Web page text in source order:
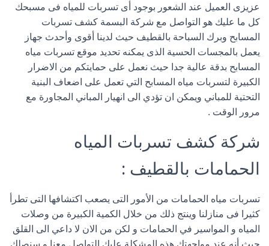
عزيزى العميل عند الشعور بوجود أى تسربات للمياه فى مسبحك
كل ما عليك هو التواصل مع شركة البسمة كشف تسربات
المسابح وبرك السباحة بالقطيف حيث لدينا أقوى وأحدث جهاز
يعمل بالمجسات الحسية الذى يمكنه تحديد موقع تسربات مياه
المسابح بدقة عالية جدا حيث نعمل على حمايتكم من الاضرار
الكبيرة لتسربات مياه المسابح التي تعمل على اضعاف البنية
التحتية للمباني ويمكن ان تؤدي الى انهيار المباني المجاورة مع
مرور الوقت .
شركة كشف تسربات المياه
الحمامات بالقطيف :
تسربات مياه الحمامات من الأمور التى يصعب اكتشافها التى تطرأ
كثيرا فى منازلنا وينتج ذلك من خلال الكمية الكبيرة من وصلات
المياه و المواسير في الحمامات و لكن من الان لا داعي الى القلق
حيث أنه عند مواجهتك هذه المشكلة عليك التواصل معنا و سنصلك